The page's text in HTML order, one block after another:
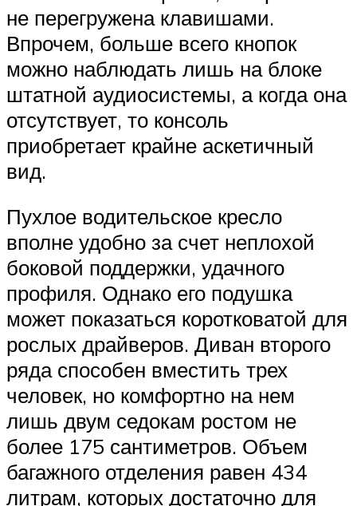
не перегружена клавишами.
Впрочем, больше всего кнопок
можно наблюдать лишь на блоке
штатной аудиосистемы, а когда она
отсутствует, то консоль
приобретает крайне аскетичный
вид.
Пухлое водительское кресло
вполне удобно за счет неплохой
боковой поддержки, удачного
профиля. Однако его подушка
может показаться коротковатой для
рослых драйверов. Диван второго
ряда способен вместить трех
человек, но комфортно на нем
лишь двум седокам ростом не
более 175 сантиметров. Объем
багажного отделения равен 434
литрам, которых достаточно для